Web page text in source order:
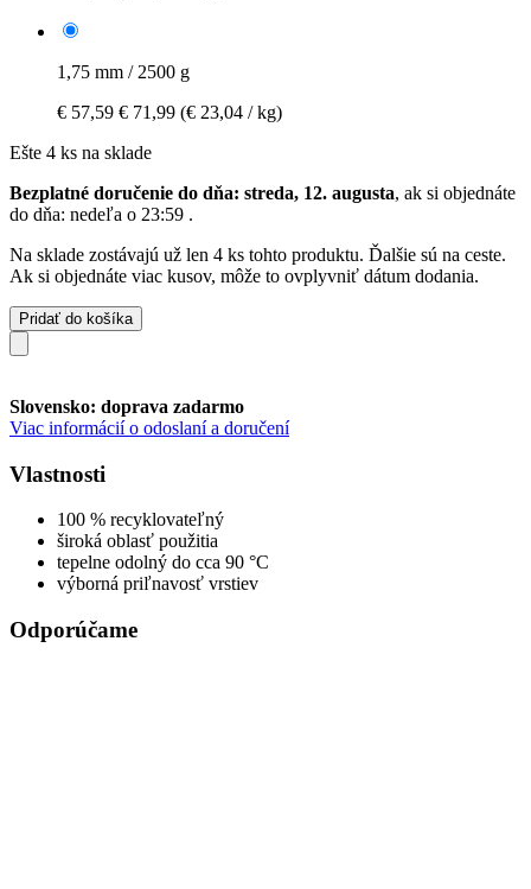
1,75 mm / 2500 g
€ 57,59 € 71,99 (€ 23,04 / kg)
Ešte 4 ks na sklade
Bezplatné doručenie do dňa: streda, 12. augusta, ak si objednáte
do dňa: nedeľa o 23:59 .
Na sklade zostávajú už len 4 ks tohto produktu. Ďalšie sú na ceste.
Ak si objednáte viac kusov, môže to ovplyvniť dátum dodania.
Pridať do košíka
Slovensko: doprava zadarmo
Viac informácií o odoslaní a doručení
Vlastnosti
100 % recyklovateľný
široká oblasť použitia
tepelne odolný do cca 90 °C
výborná priľnavosť vrstiev
Odporúčame